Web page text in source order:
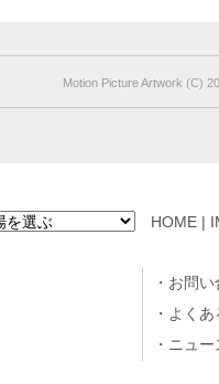
Motion Picture Artwork (C)
HOME
お問い
よくあ
ニュー